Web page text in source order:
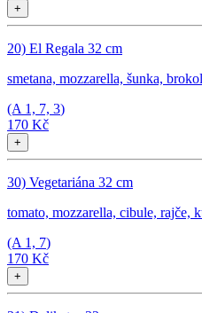
+
20) El Regala 32 cm
smetana, mozzarella, šunka,
(A 1, 7, 3)
170 Kč
+
30) Vegetariána 32 cm
tomato, mozzarella, cibule, rajče,
(A 1, 7)
170 Kč
+